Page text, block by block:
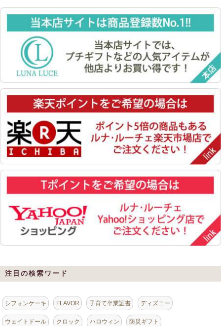
注目の検索ワード
シフォンケーキ FLAVOR 子育て卒業証書 ディズニー
ウェイトドール クロック ハロウィン 防災ギフト